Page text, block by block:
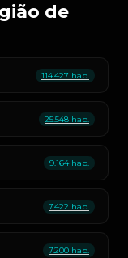
de
114.427 hab.
25.548 hab.
9.164 hab.
7.422 hab.
7.200 hab.